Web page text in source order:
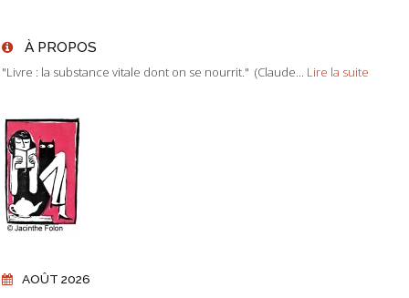
À PROPOS
"Livre : la substance vitale dont on se nourrit." (Claude... Lire la suite
AOÛT 2026